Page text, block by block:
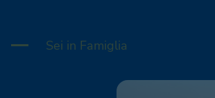
Sei in Famiglia